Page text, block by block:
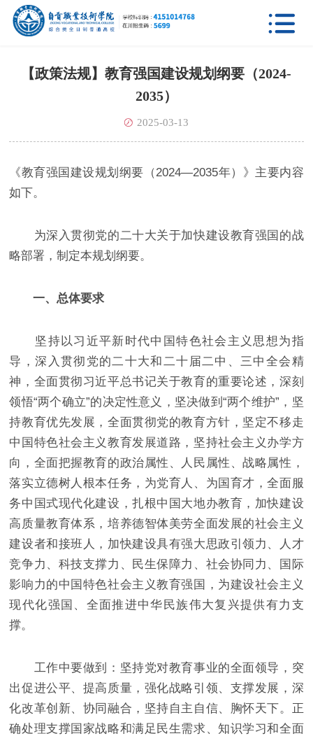

【政策法规】教育强国建设规划纲要（2024-
2035）
2025-03-13
《教育强国建设规划纲要（2024—2035年）》主要内容
如下。
为深入贯彻党的二十大关于加快建设教育强国的战
略部署，制定本规划纲要。
一、总体要求
坚持以习近平新时代中国特色社会主义思想为指
导，深入贯彻党的二十大和二十届二中、三中全会精
神，全面贯彻习近平总书记关于教育的重要论述，深刻
领悟“两个确立”的决定性意义，坚决做到“两个维护”，坚
持教育优先发展，全面贯彻党的教育方针，坚定不移走
中国特色社会主义教育发展道路，坚持社会主义办学方
向，全面把握教育的政治属性、人民属性、战略属性，
落实立德树人根本任务，为党育人、为国育才，全面服
务中国式现代化建设，扎根中国大地办教育，加快建设
高质量教育体系，培养德智体美劳全面发展的社会主义
建设者和接班人，加快建设具有强大思政引领力、人才
竞争力、科技支撑力、民生保障力、社会协同力、国际
影响力的中国特色社会主义教育强国，为建设社会主义
现代化强国、全面推进中华民族伟大复兴提供有力支
撑。
工作中要做到：坚持党对教育事业的全面领导，突
出促进公平、提高质量，强化战略引领、支撑发展，深
化改革创新、协同融合，坚持自主自信、胸怀天下。正
确处理支撑国家战略和满足民生需求、知识学习和全面